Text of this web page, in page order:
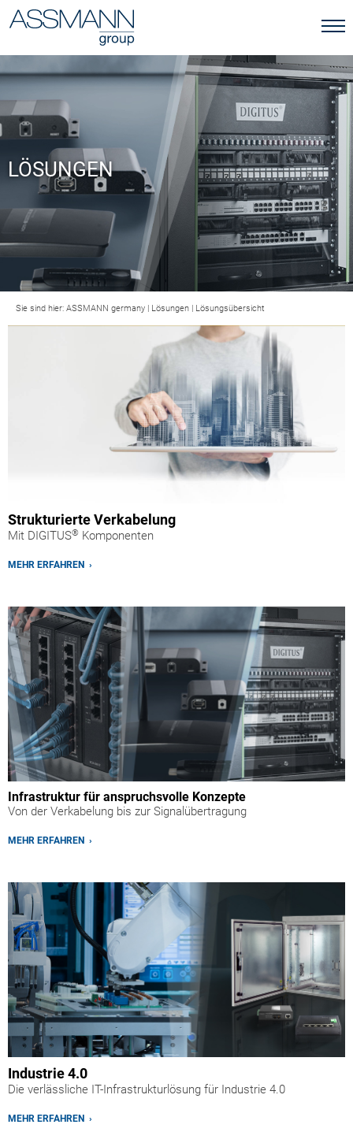
LÖSUNGEN
Sie sind hier: ASSMANN germany | Lösungen | Lösungsübersicht
Strukturierte Verkabelung
Mit DIGITUS® Komponenten
MEHR ERFAHREN ›
Infrastruktur für anspruchsvolle Konzepte
Von der Verkabelung bis zur Signalübertragung
MEHR ERFAHREN ›
Industrie 4.0
Die verlässliche IT-Infrastrukturlösung für Industrie 4.0
MEHR ERFAHREN ›